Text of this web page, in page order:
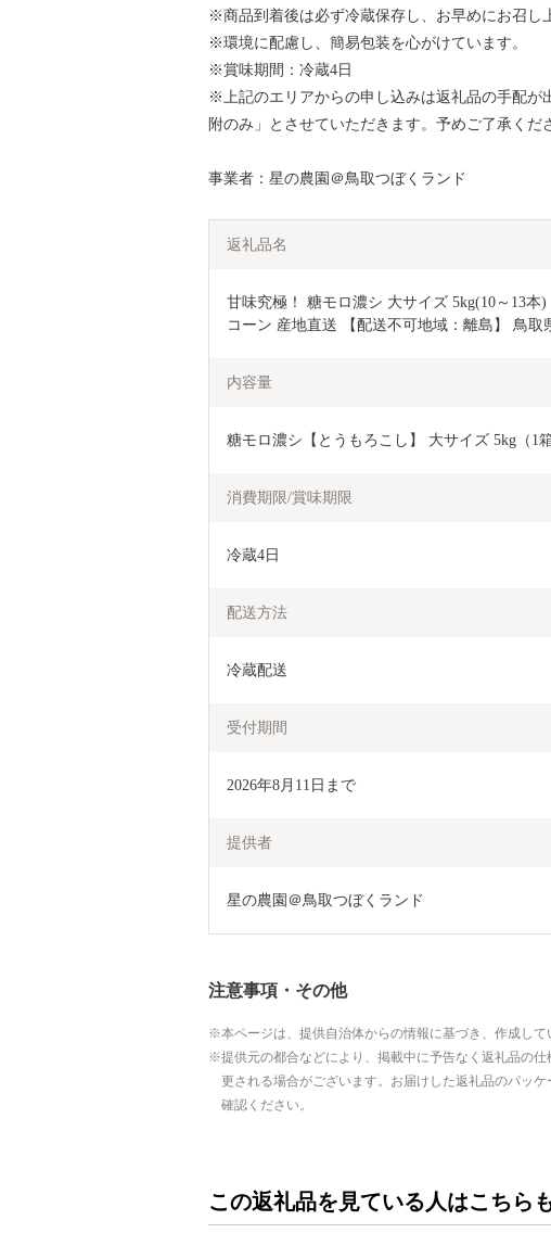
※商品到着後は必ず冷蔵保存し、お早めにお召し
※環境に配慮し、簡易包装を心がけています。
※賞味期間：冷蔵4日
※上記のエリアからの申し込みは返礼品の手配が
附のみ」とさせていただきます。予めご了承くだ
事業者：星の農園＠鳥取つぼくランド
返礼品名
甘味究極！ 糖モロ濃シ 大サイズ 5kg(10～13本
コーン 産地直送 【配送不可地域：離島】 鳥取
内容量
糖モロ濃シ【とうもろこし】 大サイズ 5kg（1箱
消費期限/賞味期限
冷蔵4日
配送方法
冷蔵配送
受付期間
2026年8月11日まで
提供者
星の農園＠鳥取つぼくランド
注意事項・その他
本ページは、提供自治体からの情報に基づき、作成して
提供元の都合などにより、掲載中に予告なく返礼品の
更される場合がございます。お届けした返礼品のパッ
確認ください。
この返礼品を見ている人はこちら